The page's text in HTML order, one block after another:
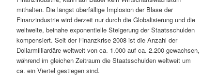
mithalten. Die längst überfällige Implosion der Blase der
Finanzindustrie wird derzeit nur durch die Globalisierung und die
weltweite, beinahe exponentielle Steigerung der Staatsschulden
kompensiert. Seit der Finanzkrise 2008 ist die Anzahl der
Dollarmilliardäre weltweit von ca. 1.000 auf ca. 2.200 gewachsen,
während im gleichen Zeitraum die Staatsschulden weltweit um
ca. ein Viertel gestiegen sind.